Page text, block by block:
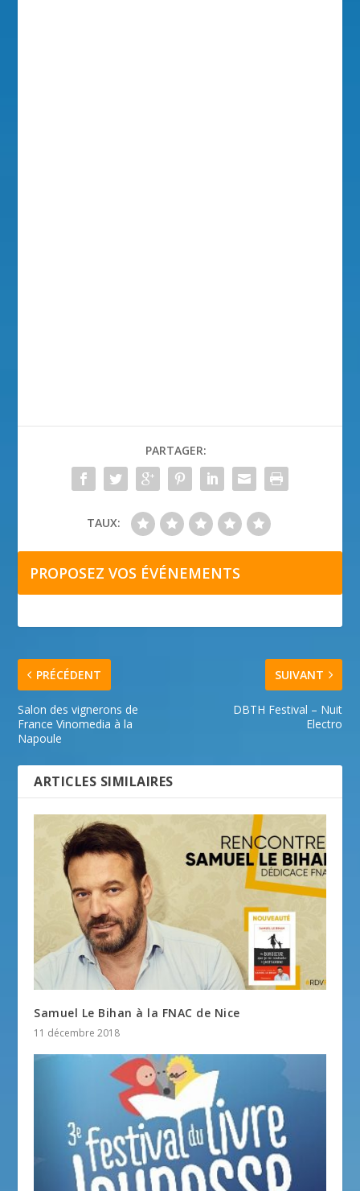
PARTAGER:
TAUX:
PROPOSEZ VOS ÉVÉNEMENTS
PRÉCÉDENT
Salon des vignerons de
France Vinomedia à la
Napoule
SUIVANT
DBTH Festival – Nuit
Electro
ARTICLES SIMILAIRES
Samuel Le Bihan à la FNAC de Nice
11 décembre 2018